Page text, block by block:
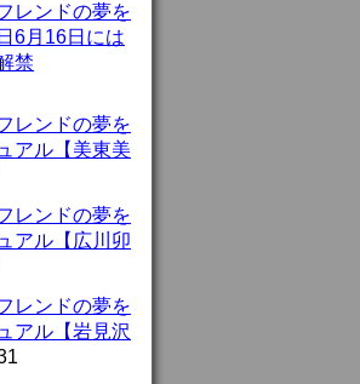
レンドの夢を
6月16日には
禁
レンドの夢を
アル【美東美
レンドの夢を
アル【広川卯
レンドの夢を
アル【岩見沢